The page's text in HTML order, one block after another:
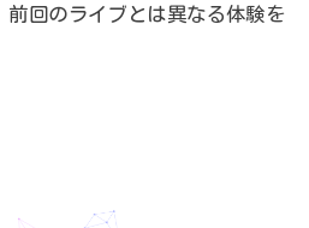
前回のライブとは異なる体験を